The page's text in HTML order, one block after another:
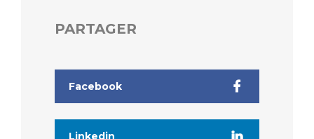
PARTAGER
Facebook
Linkedin